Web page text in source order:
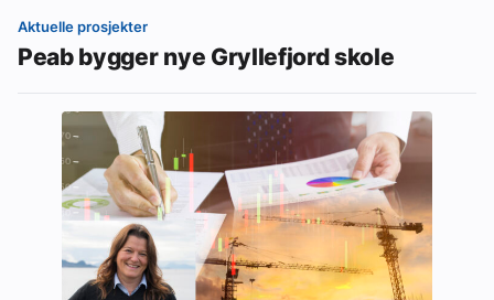
Aktuelle prosjekter
Peab bygger nye Gryllefjord skole